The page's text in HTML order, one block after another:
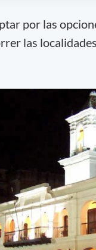
por las
las